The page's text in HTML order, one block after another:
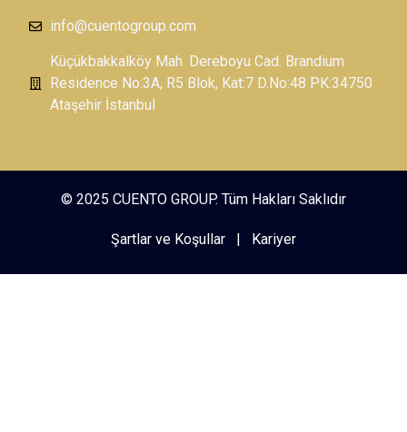
info@cuentogroup.com
Küçükbakkalköy Mah. Dereboyu Cad. Brandium
Residence No:3A, R5 Blok, Kat:7 D.No:48 PK:34750
Ataşehir İstanbul
© 2025 CUENTO GROUP. Tüm Hakları Saklıdır
Şartlar ve Koşullar | Kariyer